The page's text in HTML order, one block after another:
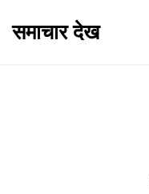
समाचार देख